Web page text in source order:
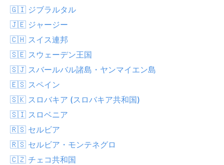
🇬🇮 ジブラルタル
🇯🇪 ジャージー
🇨🇭 スイス連邦
🇸🇪 スウェーデン王国
🇸🇯 スバールバル諸島・ヤンマイエン島
🇪🇸 スペイン
🇸🇰 スロバキア (スロバキア共和国)
🇸🇮 スロベニア
🇷🇸 セルビア
🇷🇸 セルビア・モンテネグロ
🇨🇿 チェコ共和国